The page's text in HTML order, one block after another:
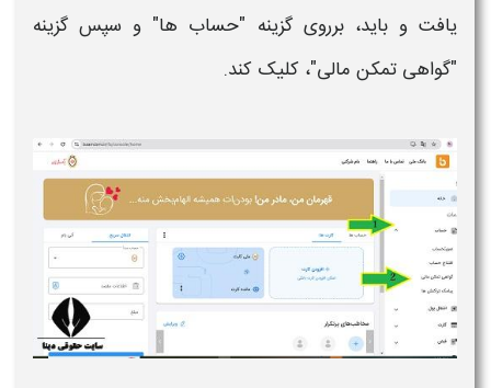
یافت و باید، برروی گزینه "حساب ها" و سپس گزینه
"گواهی تمکن مالی"، کلیک کند.